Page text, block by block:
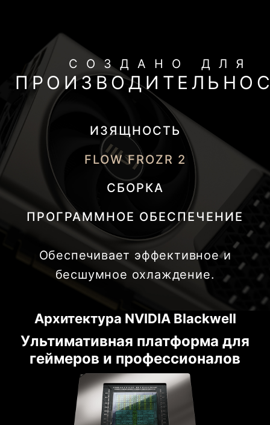
СОЗДАНО ДЛЯ
ИЗЯЩНОСТЬ
FLOW FROZR 2
СБОРКА
ПРОГРАММНОЕ ОБЕСПЕЧЕНИЕ
Обеспечивает эффективное и
бесшумное охлаждение.
Архитектура NVIDIA Blackwell
Ультимативная платформа для
геймеров и профессионалов